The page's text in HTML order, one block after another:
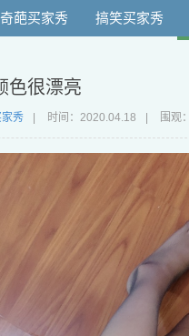
奇葩买家秀 搞笑买家秀
色很漂亮
秀 时间： 2020.04.18 围观